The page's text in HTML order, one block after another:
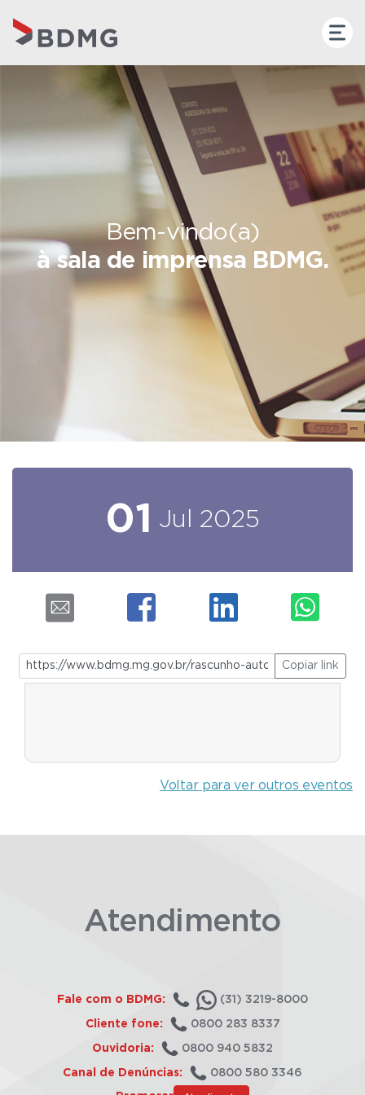
Bem-vindo(a)
à sala de imprensa BDMG.
01 Jul 2025
Copiar link
Voltar para ver outros eventos
Atendimento
Fale com o BDMG: (31) 3219-8000
Cliente fone: 0800 283 8337
Ouvidoria: 0800 940 5832
Canal de Denúncias: 0800 580 3346